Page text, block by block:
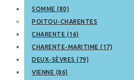
SOMME (80)
POITOU-CHARENTES
CHARENTE (16)
CHARENTE-MARITIME (17)
DEUX-SÈVRES (79)
VIENNE (86)